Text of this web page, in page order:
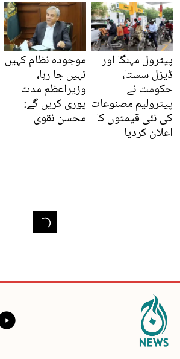
پیٹرول مہنگا اور
ڈیزل سستا،
حکومت نے
پیٹرولیم مصنوعات
کی نئی قیمتوں کا
اعلان کردیا
موجودہ نظام کہیں
نہیں جا رہا،
وزیراعظم مدت
پوری کریں گے:
محسن نقوی